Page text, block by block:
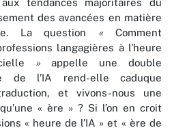
tendances majoritaires du
des avancées en matière
La question «Comment
langagières à l’heure
» appelle une double
de l’IA rend-elle caduque
et vivons-nous une
« ère » ? Si l’on en croit
« heure de l’IA » et « ère de